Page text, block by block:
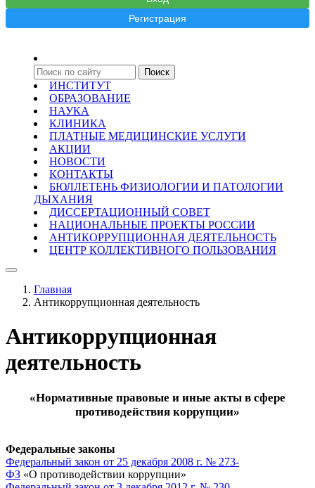
Регистрация
ИНСТИТУТ
ОБРАЗОВАНИЕ
НАУКА
КЛИНИКА
ПЛАТНЫЕ МЕДИЦИНСКИЕ УСЛУГИ
АКЦИИ
НОВОСТИ
КОНТАКТЫ
БЮЛЛЕТЕНЬ ФИЗИОЛОГИИ И ПАТОЛОГИИ
ДЫХАНИЯ
ДИССЕРТАЦИОННЫЙ СОВЕТ
НАЦИОНАЛЬНЫЕ ПРОЕКТЫ РОССИИ
АНТИКОРРУПЦИОННАЯ ДЕЯТЕЛЬНОСТЬ
ЦЕНТР КОЛЛЕКТИВНОГО ПОЛЬЗОВАНИЯ
Главная
Антикоррупционная деятельность
Антикоррупционная
деятельность
«Нормативные правовые и иные акты в сфере
противодействия коррупции»
Федеральные законы
Федеральный закон от 25 декабря 2008 г. № 273-
ФЗ «О противодействии коррупции»